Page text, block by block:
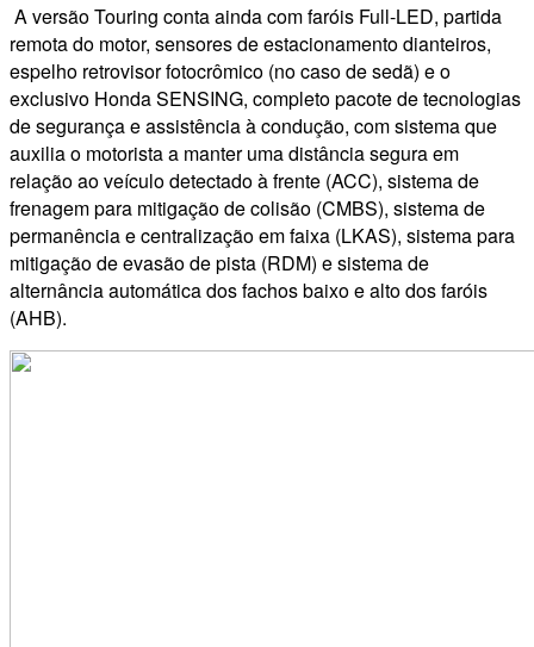
A versão Touring conta ainda com faróis Full-LED, partida
remota do motor, sensores de estacionamento dianteiros,
espelho retrovisor fotocrômico (no caso de sedã) e o
exclusivo Honda SENSING, completo pacote de tecnologias
de segurança e assistência à condução, com sistema que
auxilia o motorista a manter uma distância segura em
relação ao veículo detectado à frente (ACC), sistema de
frenagem para mitigação de colisão (CMBS), sistema de
permanência e centralização em faixa (LKAS), sistema para
mitigação de evasão de pista (RDM) e sistema de
alternância automática dos fachos baixo e alto dos faróis
(AHB).